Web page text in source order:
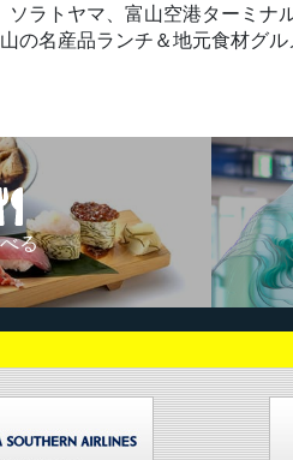
ソラトヤマ、富山空港ターミナ
の名産品ランチ＆地元食材グ
る